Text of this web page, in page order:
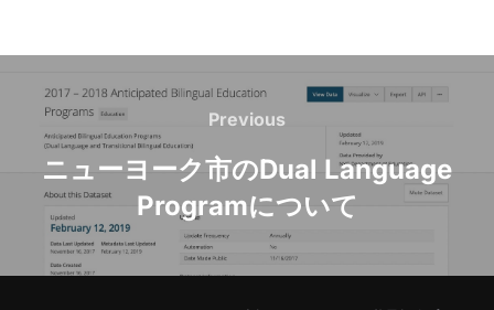
navigation
Previous
Previous
ニューヨーク市のDual Language
Programについて